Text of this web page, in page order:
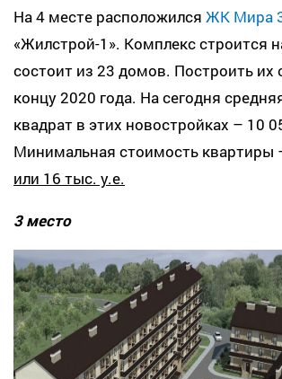
На 4 месте расположился ЖК Мира
«Жилстрой-1». Комплекс строится
состоит из 23 домов. Построить их
концу 2020 года. На сегодня
квадрат в этих новостройках – 10
Минимальная стоимость квартиры
или 16 тыс. у.е.
3 место